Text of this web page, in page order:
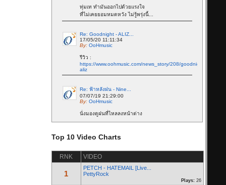
ทุ่มเท ทำมันออกไปด้วยแรงใจ
ที่ไม่เคยยอมหมดหวัง ไม่รู้พรุ่งนี้...
Re: Goodnight - ALIZ...
17/05/20 11:11:34
By: OoHmusic
รีวิว :
https://www.oohmusic.com/news_story/208/goodnight-
aliz
Re: ฟ้าหลังฝน - Nine...
07/07/19 21:29:00
By: OoHmusic
นั่งมองดูฝนที่ไหลลงหน้าต่าง
เธอจะคิดถึงฉันบ้างไหมคนดี
ได้แค่เพียงที่เธอคิดถึงใคร ไม่ใช่ฉัน
จะไม่อยู่ข้างเคียงกันในวันที่ฝนตก...
Re: Let you go - BNK48
Top 10 Video Charts
RNK VIDEO
1
PETCH - HATEMAIL [Live...
PettyRock
Plays:26